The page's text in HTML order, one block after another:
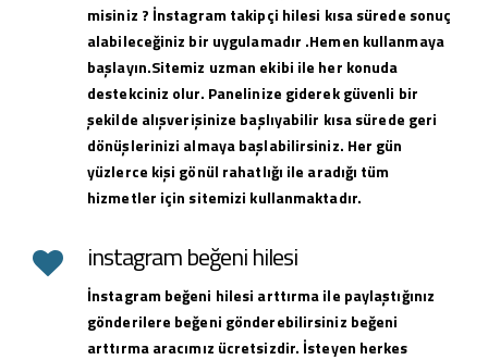
misiniz ? İnstagram takipçi hilesi kısa sürede sonuç
alabileceğiniz bir uygulamadır .Hemen kullanmaya
başlayın.Sitemiz uzman ekibi ile her konuda
destekciniz olur. Panelinize giderek güvenli bir
şekilde alışverişinize başlıyabilir kısa sürede geri
dönüşlerinizi almaya başlabilirsiniz. Her gün
yüzlerce kişi gönül rahatlığı ile aradığı tüm
hizmetler için sitemizi kullanmaktadır.
instagram beğeni hilesi
İnstagram beğeni hilesi arttırma ile paylaştığınız
gönderilere beğeni gönderebilirsiniz beğeni
arttırma aracımız ücretsizdir. İsteyen herkes